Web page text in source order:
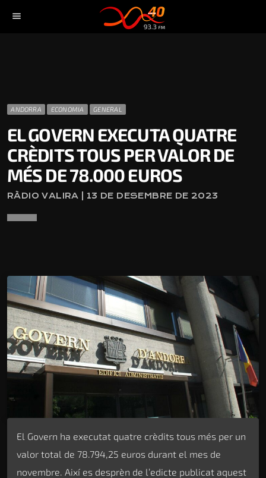
menu
ANDORRA ECONOMIA GENERAL
EL GOVERN EXECUTA QUATRE
CRÈDITS TOUS PER VALOR DE
MÉS DE 78.000 EUROS
RÀDIO VALIRA | 13 DE DESEMBRE DE 2023
El Govern ha executat quatre crèdits tous més per un
valor total de 78.794,25 euros durant el mes de
novembre. Així es desprèn de l’edicte publicat aquest